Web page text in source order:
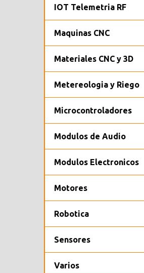
IOT Telemetria RF
Maquinas CNC
Materiales CNC y 3D
Metereologia y Riego
Microcontroladores
Modulos de Audio
Modulos Electronicos
Motores
Robotica
Sensores
Varios